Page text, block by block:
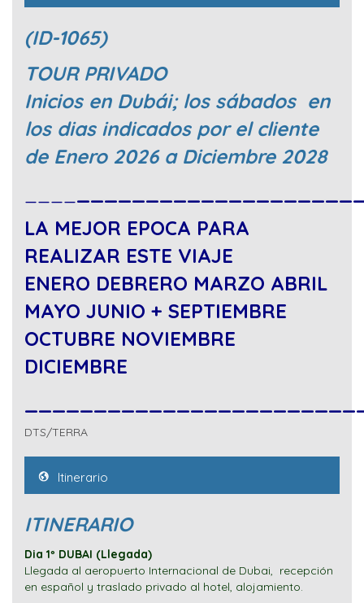
(ID-1065)
TOUR PRIVADO
Inicios en Dubái; los sábados en
los dias indicados por el cliente
de Enero 2026 a Diciembre 2028
LA MEJOR EPOCA PARA
REALIZAR ESTE VIAJE
ENERO DEBRERO MARZO ABRIL
MAYO JUNIO + SEPTIEMBRE
OCTUBRE NOVIEMBRE
DICIEMBRE
DTS/TERRA
Itinerario
ITINERARIO
Dia 1º DUBAI (Llegada)
Llegada al aeropuerto Internacional de Dubai, recepción
en español y traslado privado al hotel, alojamiento.